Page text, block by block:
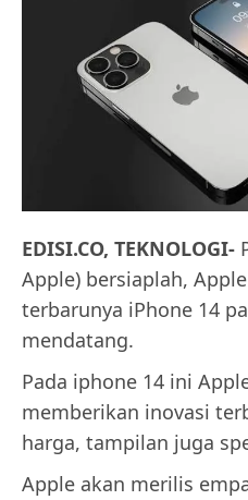
EDISI.CO, TEKNOLOGI-
Apple) bersiaplah,
terbarunya iPhone 14
mendatang.
Pada iphone 14 ini
memberikan inovasi
harga, tampilan juga
Apple akan merilis